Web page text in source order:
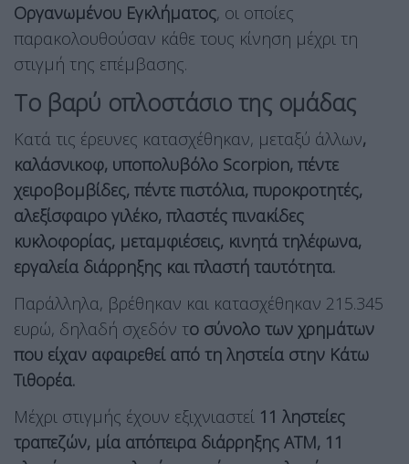
Οργανωμένου Εγκλήματος, οι οποίες
παρακολουθούσαν κάθε τους κίνηση μέχρι τη
στιγμή της επέμβασης.
Το βαρύ οπλοστάσιο της ομάδας
Κατά τις έρευνες κατασχέθηκαν, μεταξύ άλλων,
καλάσνικοφ, υποπολυβόλο Scorpion, πέντε
χειροβομβίδες, πέντε πιστόλια, πυροκροτητές,
αλεξίσφαιρο γιλέκο, πλαστές πινακίδες
κυκλοφορίας, μεταμφιέσεις, κινητά τηλέφωνα,
εργαλεία διάρρηξης και πλαστή ταυτότητα.
Παράλληλα, βρέθηκαν και κατασχέθηκαν 215.345
ευρώ, δηλαδή σχεδόν το σύνολο των χρημάτων
που είχαν αφαιρεθεί από τη ληστεία στην Κάτω
Τιθορέα.
Μέχρι στιγμής έχουν εξιχνιαστεί 11 ληστείες
τραπεζών, μία απόπειρα διάρρηξης ΑΤΜ, 11